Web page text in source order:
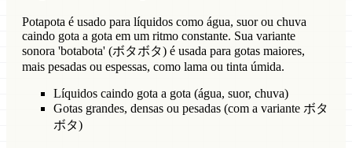
Potapota é usado para líquidos como água, suor ou chuva
caindo gota a gota em um ritmo constante. Sua variante
sonora 'botabota' (ボタボタ) é usada para gotas maiores,
mais pesadas ou espessas, como lama ou tinta úmida.
Líquidos caindo gota a gota (água, suor, chuva)
Gotas grandes, densas ou pesadas (com a variante ボタ
ボタ)